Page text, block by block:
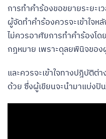
การทำคำร้องขอขยายระยะ
ผู้จัดทำคำร้องควรจะเข้าใจห
ไม่ควรอาศัยการทำคำร้องโด
กฎหมาย เพราะดุลยพินิจขอ
และควรจะเข้าใจทางปฎิบัติต่
ด้วย ซึ่งผู้เขียนจะนำมาแบ่งปั